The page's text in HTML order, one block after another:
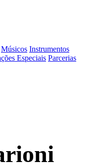
Músicos Instrumentos
Especiais Parcerias